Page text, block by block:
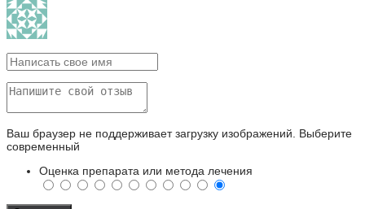
Ваш браузер не поддерживает загрузку изображений. Выберите
современный
Оценка препарата или метода лечения